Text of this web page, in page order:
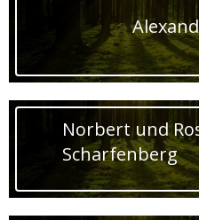
Norbert und
Scharfenberg